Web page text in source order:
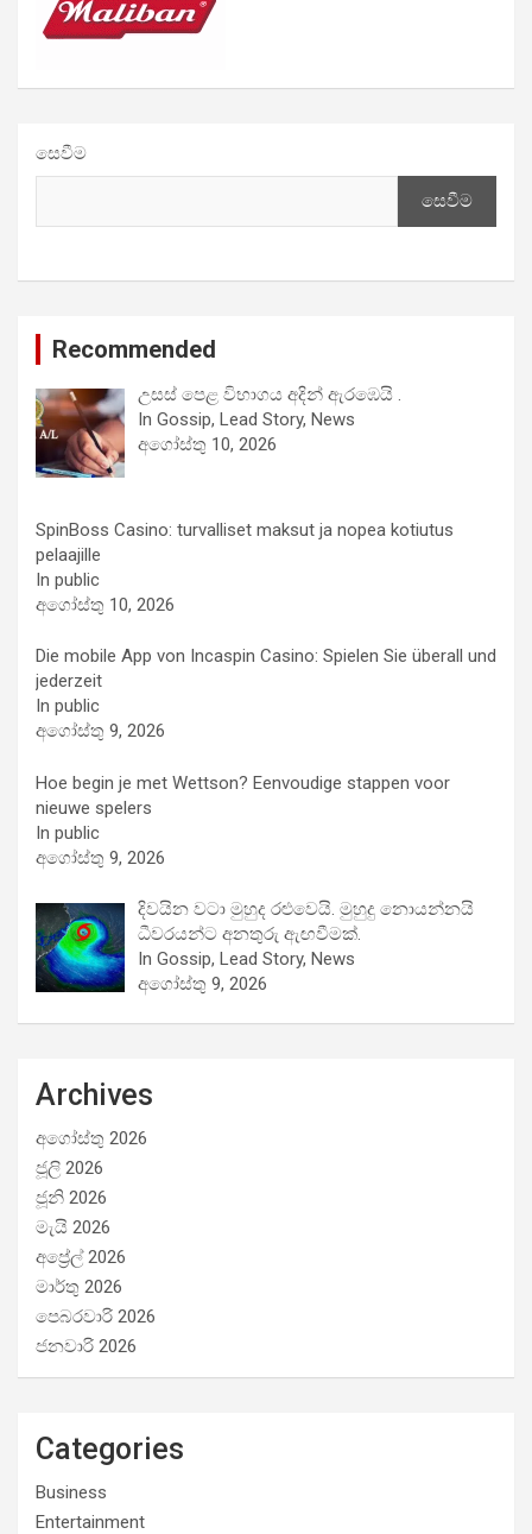
සෙවීම
සෙවීම
Recommended
උසස් පෙළ විභාගය අදින් ඇරඹෙයි .
In Gossip, Lead Story, News
අගෝස්තු 10, 2026
SpinBoss Casino: turvalliset maksut ja nopea kotiutus
pelaajille
In public
අගෝස්තු 10, 2026
Die mobile App von Incaspin Casino: Spielen Sie überall und
jederzeit
In public
අගෝස්තු 9, 2026
Hoe begin je met Wettson? Eenvoudige stappen voor
nieuwe spelers
In public
අගෝස්තු 9, 2026
දිවයින වටා මුහුද රළුවෙයි. මුහුදු නොයන්නයි
ධීවරයන්ට අනතුරු ඇඟවීමක්.
In Gossip, Lead Story, News
අගෝස්තු 9, 2026
Archives
අගෝස්තු 2026
ජූලි 2026
ජූනි 2026
මැයි 2026
අප්‍රේල් 2026
මාර්තු 2026
පෙබරවාරි 2026
ජනවාරි 2026
Categories
Business
Entertainment